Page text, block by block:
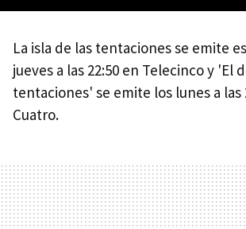
La isla de las tentaciones se emite
jueves a las 22:50 en Telecinco y 'El
tentaciones' se emite los lunes a las
Cuatro.